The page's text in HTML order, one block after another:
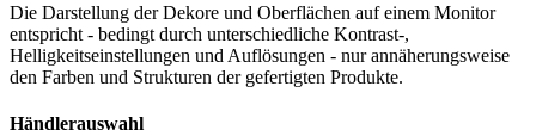
Die Darstellung der Dekore und Oberflächen auf einem Monitor
entspricht - bedingt durch unterschiedliche Kontrast-,
Helligkeitseinstellungen und Auflösungen - nur annäherungsweise
den Farben und Strukturen der gefertigten Produkte.
Händlerauswahl